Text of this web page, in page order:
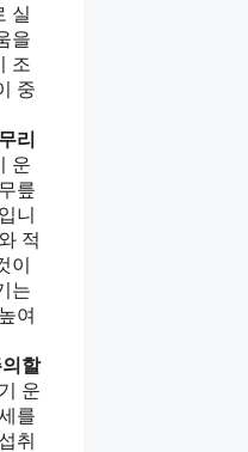
실
을
조
중
리
운
릎
니
적
이
는
여
할
운
를
취